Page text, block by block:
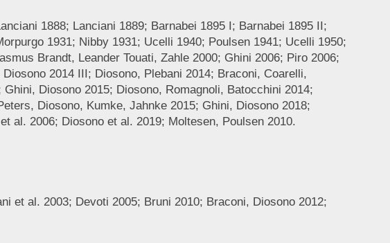
1888; Lanciani 1889; Barnabei 1895 I; Barnabei 1895 II;
1931; Nibby 1931; Ucelli 1940; Poulsen 1941; Ucelli 1950;
Brandt, Leander Touati, Zahle 2000; Ghini 2006; Piro 2006;
2014 III; Diosono, Plebani 2014; Braconi, Coarelli,
Diosono 2015; Diosono, Romagnoli, Batocchini 2014;
Diosono, Kumke, Jahnke 2015; Ghini, Diosono 2018;
al. 2006; Diosono et al. 2019; Moltesen, Poulsen 2010.
et al. 2003; Devoti 2005; Bruni 2010; Braconi, Diosono 2012;